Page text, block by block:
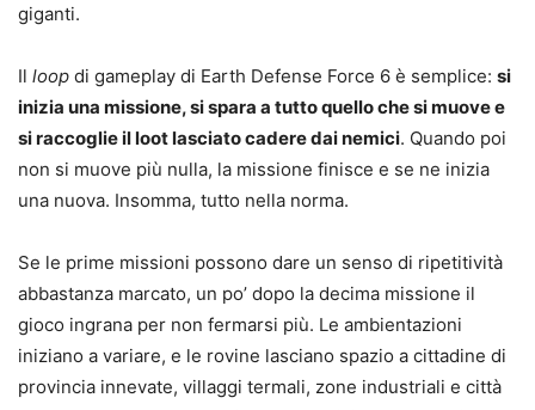
giganti.
Il loop di gameplay di Earth Defense Force 6 è semplice: si
inizia una missione, si spara a tutto quello che si muove e
si raccoglie il loot lasciato cadere dai nemici. Quando poi
non si muove più nulla, la missione finisce e se ne inizia
una nuova. Insomma, tutto nella norma.
Se le prime missioni possono dare un senso di ripetitività
abbastanza marcato, un po’ dopo la decima missione il
gioco ingrana per non fermarsi più. Le ambientazioni
iniziano a variare, e le rovine lasciano spazio a cittadine di
provincia innevate, villaggi termali, zone industriali e città